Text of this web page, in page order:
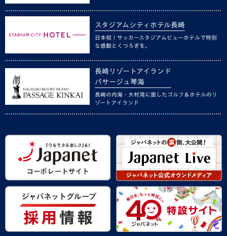
スタジアムシティホテル長崎
日本初！サッカースタジアムビューホテルで特別
な感動とくつろぎを。
長崎リゾートアイランド
パサージュ琴海
長崎の内海・大村湾に面したゴルフ＆ホテルのリ
ゾートアイランド